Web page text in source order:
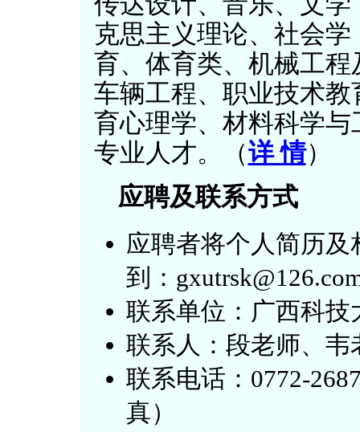
克思主义理论、社会
育、体育类、机械工
车辆工程、职业技术
育心理学、材料科学
专业人才。（详 情）
应聘及联系方式
应聘者将个人简历
到：
联系单位：广西科技
联系人：段老师、
联系电话：0772-
真）